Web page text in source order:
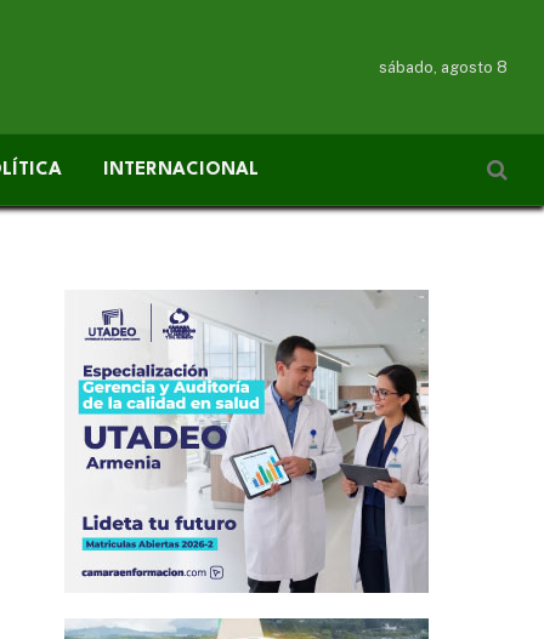
sábado, agosto 8
INTERNACIONAL